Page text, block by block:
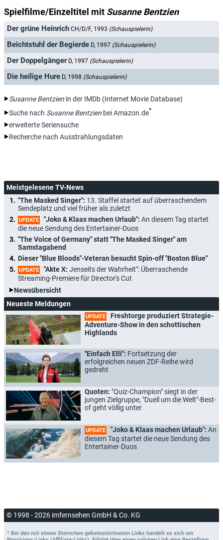
Spielfilme/Einzeltitel mit Susanne Bentzien
Der grüne Heinrich CH/D/F, 1993 (Schauspielerin)
Beichtstuhl der Begierde D, 1997 (Schauspielerin)
Der Doppelgänger D, 1997 (Schauspielerin)
Die heilige Hure D, 1998 (Schauspielerin)
Susanne Bentzien in der IMDb (Internet Movie Database)
Suche nach Susanne Bentzien bei Amazon.de*
erweiterte Seriensuche
Recherche nach Ausstrahlungsdaten
Meistgelesene TV-News
"The Masked Singer": 13. Staffel startet auf überraschendem
Sendeplatz und viel früher als zuletzt
UPDATE "Joko & Klaas machen Urlaub": An diesem Tag startet
die neue Sendung des Entertainer-Duos
"The Voice of Germany" statt "The Masked Singer" am
Samstagabend
Dieser "Blue Bloods"-Veteran besucht Spin-off "Boston Blue"
UPDATE "Akte X: Jenseits der Wahrheit": Überraschende
Streaming-Premiere für Director's Cut
Newsübersicht
Neueste Meldungen
UPDATE
Freshtorge produziert Strategie-
Adventure-Show in den schottischen
Highlands
"Einfach Elli": Fortsetzung der
erfolgreichen neuen ZDF-Reihe wird
gedreht
Quoten: "Quiz-Champion" siegt in der
jungen Zielgruppe, "Duell um die Welt"-Best-
of geht völlig unter
UPDATE "Joko & Klaas machen Urlaub": An
diesem Tag startet die neue Sendung des
Entertainer-Duos
© 1998 - 2026 imfernsehen GmbH & Co. KG
* Bei den mit einem Sternchen gekennzeichneten Links handelt es sich um